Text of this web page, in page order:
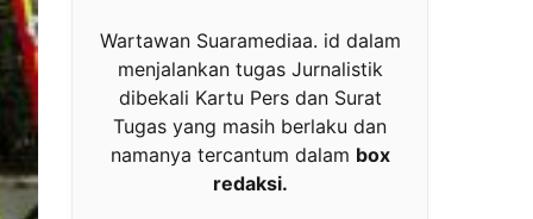
Wartawan Suaramediaa. id dalam
menjalankan tugas Jurnalistik
dibekali Kartu Pers dan Surat
Tugas yang masih berlaku dan
namanya tercantum dalam box
redaksi.